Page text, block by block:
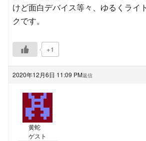
けど面白デバイス等々、ゆるくライ
クです。
+1
2020年12月6日 11:09 PM返信
黄蛇
ゲスト